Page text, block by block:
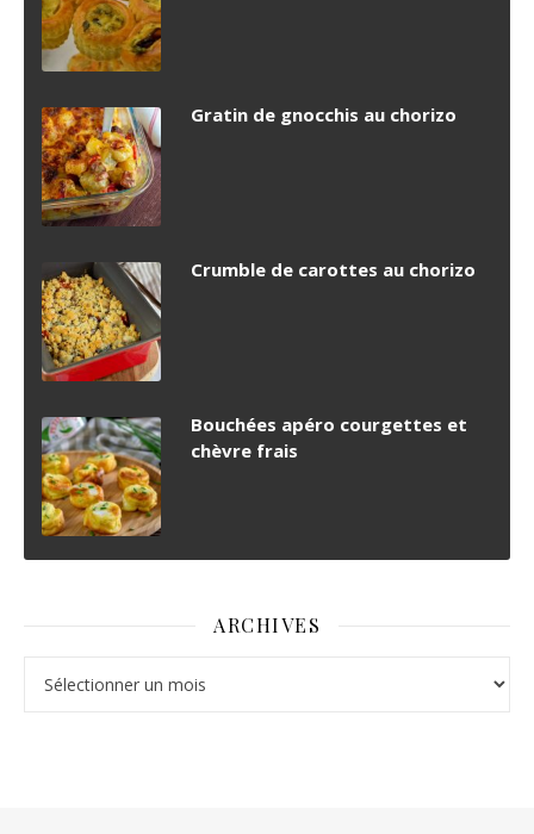
Gratin de gnocchis au chorizo
Crumble de carottes au chorizo
Bouchées apéro courgettes et
chèvre frais
ARCHIVES